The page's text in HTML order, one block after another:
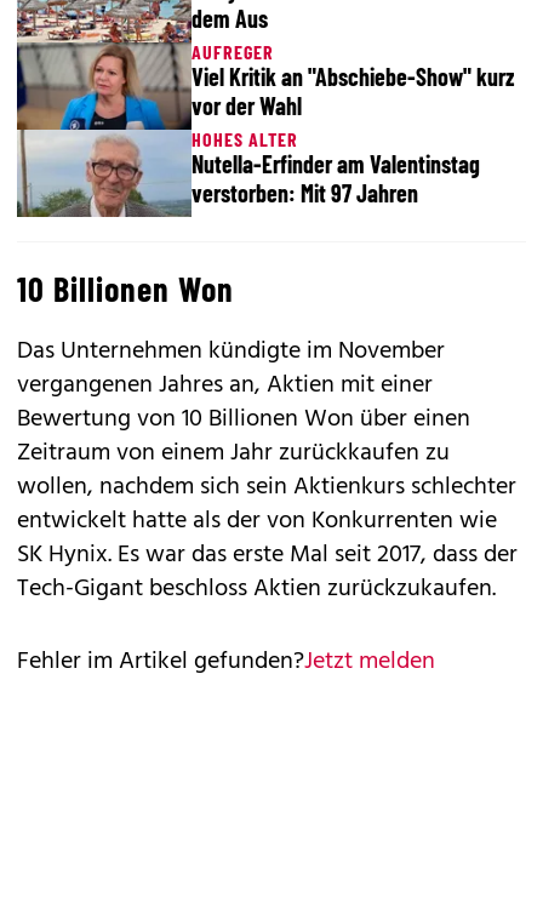
dem Aus
AUFREGER
Viel Kritik an "Abschiebe-Show" kurz
vor der Wahl
HOHES ALTER
Nutella-Erfinder am Valentinstag
verstorben: Mit 97 Jahren
10 Billionen Won
Das Unternehmen kündigte im November
vergangenen Jahres an, Aktien mit einer
Bewertung von 10 Billionen Won über einen
Zeitraum von einem Jahr zurückkaufen zu
wollen, nachdem sich sein Aktienkurs schlechter
entwickelt hatte als der von Konkurrenten wie
SK Hynix. Es war das erste Mal seit 2017, dass der
Tech-Gigant beschloss Aktien zurückzukaufen.
Fehler im Artikel gefunden?Jetzt melden